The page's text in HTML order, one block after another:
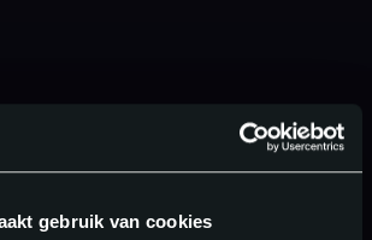
gebruik van cookies